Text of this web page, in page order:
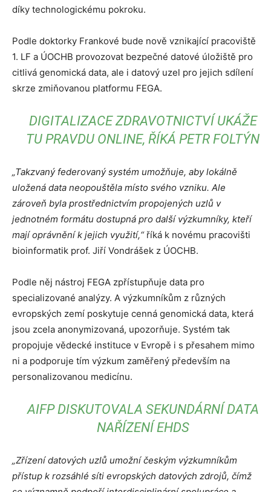
díky technologickému pokroku.
Podle doktorky Frankové bude nově vznikající pracoviště
1. LF a ÚOCHB provozovat bezpečné datové úložiště pro
citlivá genomická data, ale i datový uzel pro jejich sdílení
skrze zmiňovanou platformu FEGA.
DIGITALIZACE ZDRAVOTNICTVÍ UKÁŽE
TU PRAVDU ONLINE, ŘÍKÁ PETR FOLTÝN
„Takzvaný federovaný systém umožňuje, aby lokálně
uložená data neopouštěla místo svého vzniku. Ale
zároveň byla prostřednictvím propojených uzlů v
jednotném formátu dostupná pro další výzkumníky, kteří
mají oprávnění k jejich využití,“říká k novému pracovišti
bioinformatik prof. Jiří Vondrášek z ÚOCHB.
Podle něj nástroj FEGA zpřístupňuje data pro
specializované analýzy. A výzkumníkům z různých
evropských zemí poskytuje cenná genomická data, která
jsou zcela anonymizovaná, upozorňuje. Systém tak
propojuje vědecké instituce v Evropě i s přesahem mimo
ni a podporuje tím výzkum zaměřený především na
personalizovanou medicínu.
AIFP DISKUTOVALA SEKUNDÁRNÍ DATA
NAŘÍZENÍ EHDS
„Zřízení datových uzlů umožní českým výzkumníkům
přístup k rozsáhlé síti evropských datových zdrojů, čímž